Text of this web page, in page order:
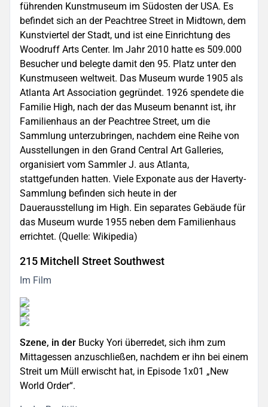
führenden Kunstmuseum im Südosten der USA. Es
befindet sich an der Peachtree Street in Midtown, dem
Kunstviertel der Stadt, und ist eine Einrichtung des
Woodruff Arts Center. Im Jahr 2010 hatte es 509.000
Besucher und belegte damit den 95. Platz unter den
Kunstmuseen weltweit. Das Museum wurde 1905 als
Atlanta Art Association gegründet. 1926 spendete die
Familie High, nach der das Museum benannt ist, ihr
Familienhaus an der Peachtree Street, um die
Sammlung unterzubringen, nachdem eine Reihe von
Ausstellungen in den Grand Central Art Galleries,
organisiert vom Sammler J. aus Atlanta,
stattgefunden hatten. Viele Exponate aus der Haverty-
Sammlung befinden sich heute in der
Dauerausstellung im High. Ein separates Gebäude für
das Museum wurde 1955 neben dem Familienhaus
errichtet. (Quelle: Wikipedia)
215 Mitchell Street Southwest
Im Film
Szene, in der Bucky Yori überredet, sich ihm zum
Mittagessen anzuschließen, nachdem er ihn bei einem
Streit um Müll erwischt hat, in Episode 1x01 „New
World Order“.